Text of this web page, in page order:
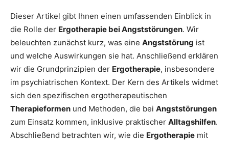
Dieser Artikel gibt Ihnen einen umfassenden Einblick in
die Rolle der Ergotherapie bei Angststörungen. Wir
beleuchten zunächst kurz, was eine Angststörung ist
und welche Auswirkungen sie hat. Anschließend erklären
wir die Grundprinzipien der Ergotherapie, insbesondere
im psychiatrischen Kontext. Der Kern des Artikels widmet
sich den spezifischen ergotherapeutischen
Therapieformen und Methoden, die bei Angststörungen
zum Einsatz kommen, inklusive praktischer Alltagshilfen.
Abschließend betrachten wir, wie die Ergotherapie mit